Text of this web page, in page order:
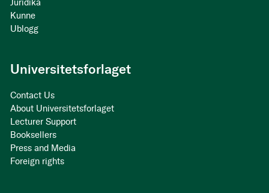
Juridika
Kunne
Ublogg
Universitetsforlaget
Contact Us
About Universitetsforlaget
Lecturer Support
Booksellers
Press and Media
Foreign rights